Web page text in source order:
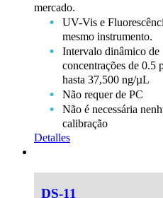
mercado.
UV-Vis e
mesmo instrumento.
Intervalo dinâmico de
concentrações de 0.5
hasta 37,500 ng/µL
Não requer de PC
Não é necessária
calibração
Detalles
DS-11